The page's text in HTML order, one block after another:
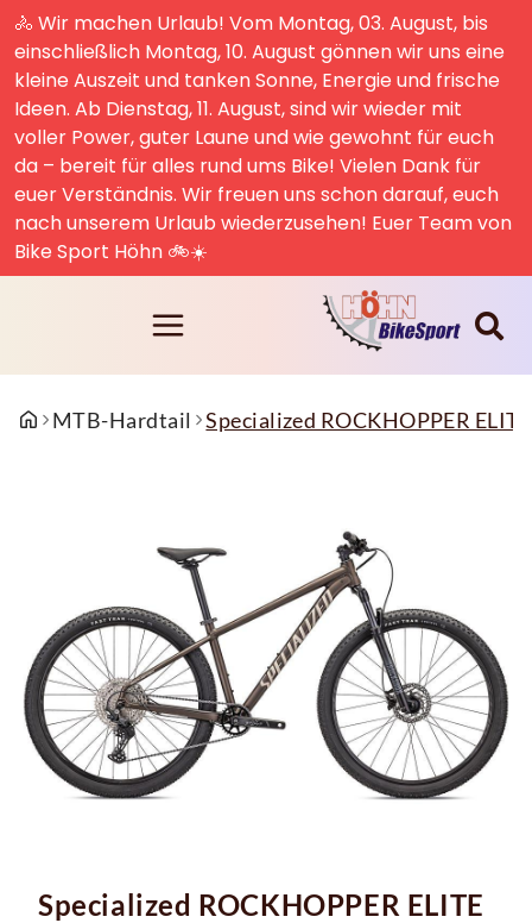
🚴 Wir machen Urlaub! Vom Montag, 03. August, bis
einschließlich Montag, 10. August gönnen wir uns eine
kleine Auszeit und tanken Sonne, Energie und frische
Ideen. Ab Dienstag, 11. August, sind wir wieder mit
voller Power, guter Laune und wie gewohnt für euch
da – bereit für alles rund ums Bike! Vielen Dank für
euer Verständnis. Wir freuen uns schon darauf, euch
nach unserem Urlaub wiederzusehen! Euer Team von
Bike Sport Höhn 🚲☀️
MTB-Hardtail Specialized ROCKHOPPER
Specialized ROCKHOPPER ELITE